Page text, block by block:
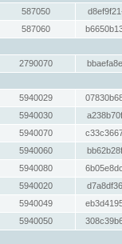
587050
587060
2790070
5940029
5940030
5940070
5940060
5940080
5940020
5940049
5940050